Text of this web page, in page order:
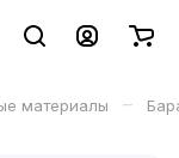
материалы –